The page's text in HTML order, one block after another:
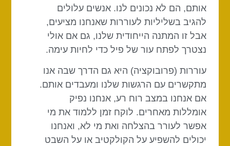
אותם, הם לא נכונים לנו. אנשים עלולים
להגיב בשליליות לעוררות שאנחנו מציעים,
אבל זו המתנה הייחודית שלנו, גם אם אולי
נצטרך לפתח עור של פיל כדי לחיות עימה.
עוררות (פרובוקציה) היא גם הדרך שבה אנו
מתקשרים עם הרגשות שלנו ומעבדים אותם.
אם אנחנו במצב רוח רע, אנחנו נפיק
אומללות מאחרים. לוקח זמן ללמוד את מי
אפשר לעורר בהצלחה ואת מי לא, ואנחנו
יכולים להשפיע על הקולקטיב או על השבט